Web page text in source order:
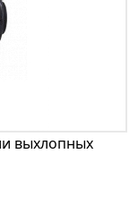
выхлопных